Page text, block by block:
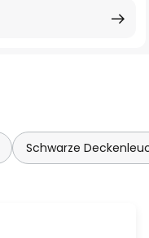
Schwarze